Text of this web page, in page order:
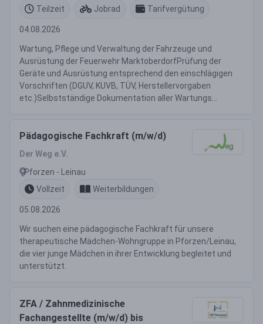
Teilzeit
Jobrad Tarifvergütung
04.08.2026
Wartung, Pflege und Verwaltung der Fahrzeuge und
Ausrüstung der Feuerwehr MarktoberdorfPrüfung der
Geräte und Ausrüstung entsprechend den einschlägigen
Vorschriften (DGUV, KUVB, TÜV, Herstellervorgaben
etc.)Selbstständige Dokumentation aller Wartungs...
Pädagogische Fachkraft (m/w/d)
Der Weg e.V.
Pforzen - Leinau
Vollzeit
Weiterbildungen
05.08.2026
Wir suchen eine pädagogische Fachkraft für unsere
therapeutische Mädchen-Wohngruppe in Pforzen/Leinau,
die vier junge Mädchen in ihrer Entwicklung begleitet und
unterstützt.
ZFA / Zahnmedizinische
Fachangestellte (m/w/d) bis